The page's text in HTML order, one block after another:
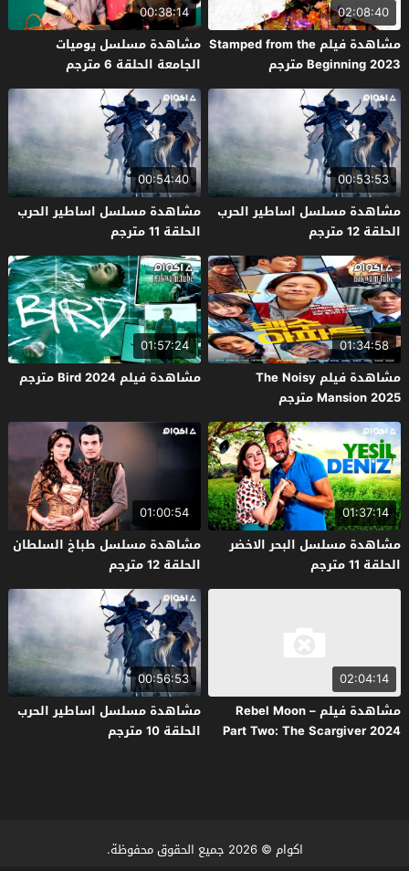
02:08:40
مشاهدة فيلم Stamped from the
Beginning 2023 مترجم
00:38:14
مشاهدة مسلسل يوميات
الجامعة الحلقة 6 مترجم
00:53:53
مشاهدة مسلسل اساطير الحرب
الحلقة 12 مترجم
00:54:40
مشاهدة مسلسل اساطير الحرب
الحلقة 11 مترجم
01:34:58
مشاهدة فيلم The Noisy
Mansion 2025 مترجم
01:57:24
مشاهدة فيلم Bird 2024 مترجم
01:37:14
مشاهدة مسلسل البحر الاخضر
الحلقة 11 مترجم
01:00:54
مشاهدة مسلسل طباخ السلطان
الحلقة 12 مترجم
02:04:14
مشاهدة فيلم Rebel Moon –
Part Two: The Scargiver 2024
00:56:53
مشاهدة مسلسل اساطير الحرب
الحلقة 10 مترجم
اكوام © 2026 جميع الحقوق محفوظة.